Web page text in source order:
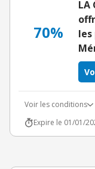
70%
LA
Voir les conditions
Expire le 01/01/